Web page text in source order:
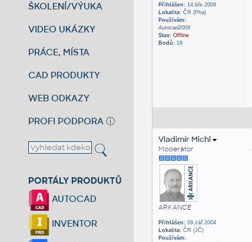
ŠKOLENÍ/VÝUKA
VIDEO UKÁZKY
PRÁCE, MÍSTA
CAD PRODUKTY
WEB ODKAZY
PROFI PODPORA ⓘ
PORTÁLY PRODUKTŮ
AUTOCAD
INVENTOR
Přihlášen:14.bře.2009
Lokalita:ČR (Pha)
Používám:
Autocad2009
Stav: Offline
Bodů:18
Vladimír Michl
Moderátor
ARKANCE
Přihlášen:09.zář.2004
Lokalita:ČR (JČ)
Používám: